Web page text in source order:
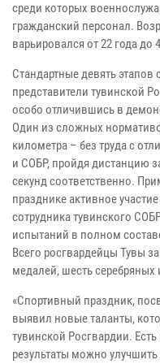
среди которых
гражданский персонал.
варьировался от 22 года до
Стандартные девять
представители тувинской
особо отличившись в
Один из сложных
километра – без труда с
и СОБР, пройдя дистанцию
секунд соответственно.
празднике активное
сотрудника тувинского
испытаний в полном
Всего росгвардейцы Тувы
медалей, шесть серебряных
«Спортивный праздник,
выявил новые таланты,
тувинской Росгвардии. Есть
результаты можно